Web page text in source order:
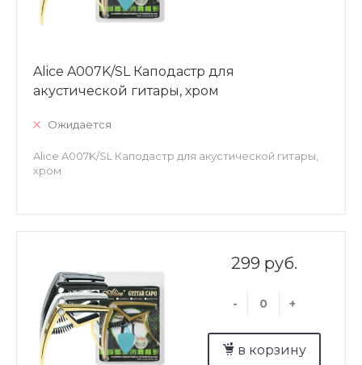
Alice A007K/SL Каподастр для
акустической гитары, хром
Ожидается
Alice A007K/SL Каподастр для акустической гитары,
хром
299 руб.
- +
в корзину